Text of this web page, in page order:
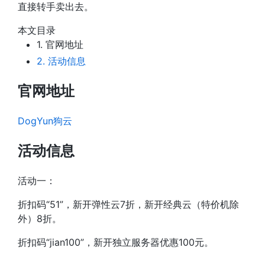
直接转手卖出去。
本文目录
1. 官网地址
2. 活动信息
官网地址
DogYun狗云
活动信息
活动一：
折扣码“51”，新开弹性云7折，新开经典云（特价机除
外）8折。
折扣码“jian100”，新开独立服务器优惠100元。